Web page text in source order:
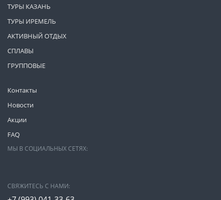
Контакты
Новости
Акции
FAQ
ТУРЫ КАЗАНЬ
ТУРЫ ИРЕМЕЛЬ
АКТИВНЫЙ ОТДЫХ
СПЛАВЫ
ГРУППОВЫЕ
МЫ В СОЦИАЛЬНЫХ СЕТЯХ:
СВЯЖИТЕСЬ С НАМИ: